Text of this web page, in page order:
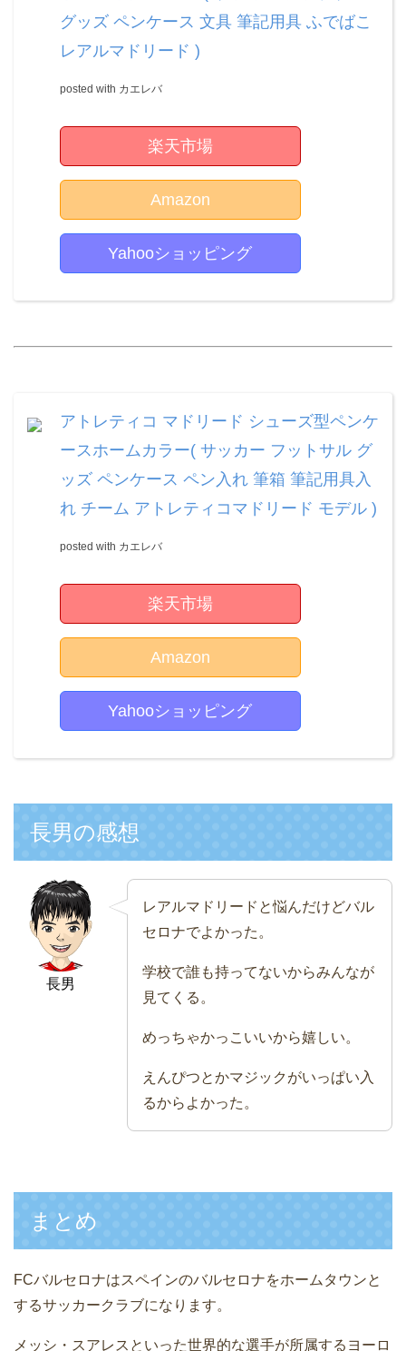
グッズ ペンケース 文具 筆記用具 ふでばこ
レアルマドリード )
posted with カエレバ
楽天市場
Amazon
Yahooショッピング
アトレティコ マドリード シューズ型ペンケ
ースホームカラー( サッカー フットサル グ
ッズ ペンケース ペン入れ 筆箱 筆記用具入
れ チーム アトレティコマドリード モデル )
posted with カエレバ
楽天市場
Amazon
Yahooショッピング
長男の感想
長男
レアルマドリードと悩んだけどバル
セロナでよかった。
学校で誰も持ってないからみんなが
見てくる。
めっちゃかっこいいから嬉しい。
えんぴつとかマジックがいっぱい入
るからよかった。
まとめ
FCバルセロナはスペインのバルセロナをホームタウンと
するサッカークラブになります。
メッシ・スアレスといった世界的な選手が所属するヨーロ